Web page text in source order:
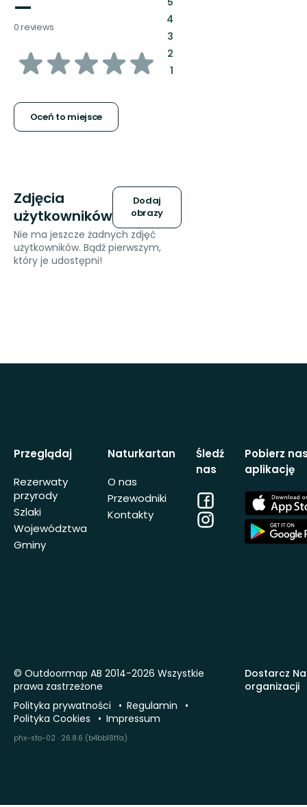
—
0 reviews
z
gwiazdek
Oceń to miejsce
4:
3:
2:
1:
Zdjęcia
użytkowników
Dodaj
obrazy
Nie ma jeszcze żadnych zdjęć
użytkowników. Bądź pierwszym,
który je udostępni!
Przeglądaj
Rezerwaty
przyrody
Szlaki
Województwa
Gminy
Naturkartan
O nas
Przewodniki
Kontakty
Śledź
nas
Facebook
Instagram
Pobierz
aplikację
App
Store
App
Store
Dostarcz
organizacji
© Outdoormap AB 2014-2026 Wszystkie
prawa zastrzeżone
Polityka prywatności
Regulamin
Polityka Cookies
Impressum
phx-sto-02 · 26.8.6 (b4bb18ffa)